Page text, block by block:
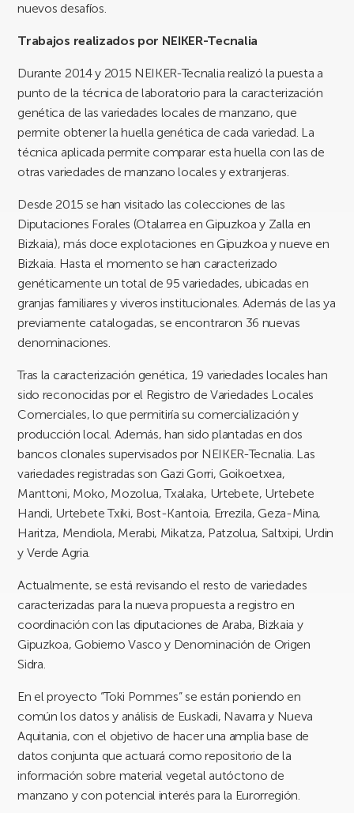
nuevos desafíos.
Trabajos realizados por NEIKER-Tecnalia
Durante 2014 y 2015 NEIKER-Tecnalia realizó la puesta a
punto de la técnica de laboratorio para la caracterización
genética de las variedades locales de manzano, que
permite obtener la huella genética de cada variedad. La
técnica aplicada permite comparar esta huella con las de
otras variedades de manzano locales y extranjeras.
Desde 2015 se han visitado las colecciones de las
Diputaciones Forales (Otalarrea en Gipuzkoa y Zalla en
Bizkaia), más doce explotaciones en Gipuzkoa y nueve en
Bizkaia. Hasta el momento se han caracterizado
genéticamente un total de 95 variedades, ubicadas en
granjas familiares y viveros institucionales. Además de las ya
previamente catalogadas, se encontraron 36 nuevas
denominaciones.
Tras la caracterización genética, 19 variedades locales han
sido reconocidas por el Registro de Variedades Locales
Comerciales, lo que permitiría su comercialización y
producción local. Además, han sido plantadas en dos
bancos clonales supervisados por NEIKER-Tecnalia. Las
variedades registradas son Gazi Gorri, Goikoetxea,
Manttoni, Moko, Mozolua, Txalaka, Urtebete, Urtebete
Handi, Urtebete Txiki, Bost-Kantoia, Errezila, Geza-Mina,
Haritza, Mendiola, Merabi, Mikatza, Patzolua, Saltxipi, Urdin
y Verde Agria.
Actualmente, se está revisando el resto de variedades
caracterizadas para la nueva propuesta a registro en
coordinación con las diputaciones de Araba, Bizkaia y
Gipuzkoa, Gobierno Vasco y Denominación de Origen
Sidra.
En el proyecto “Toki Pommes” se están poniendo en
común los datos y análisis de Euskadi, Navarra y Nueva
Aquitania, con el objetivo de hacer una amplia base de
datos conjunta que actuará como repositorio de la
información sobre material vegetal autóctono de
manzano y con potencial interés para la Eurorregión.